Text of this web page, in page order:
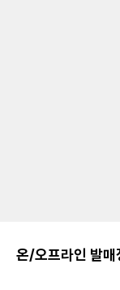
온/오프라인 발매